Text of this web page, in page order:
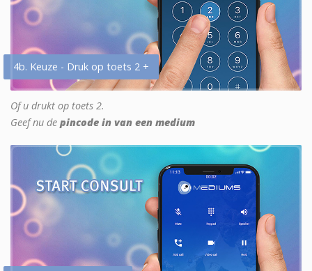
4b. Keuze - Druk op toets 2 +
Of u drukt op toets 2.
Geef nu de pincode in van een medium